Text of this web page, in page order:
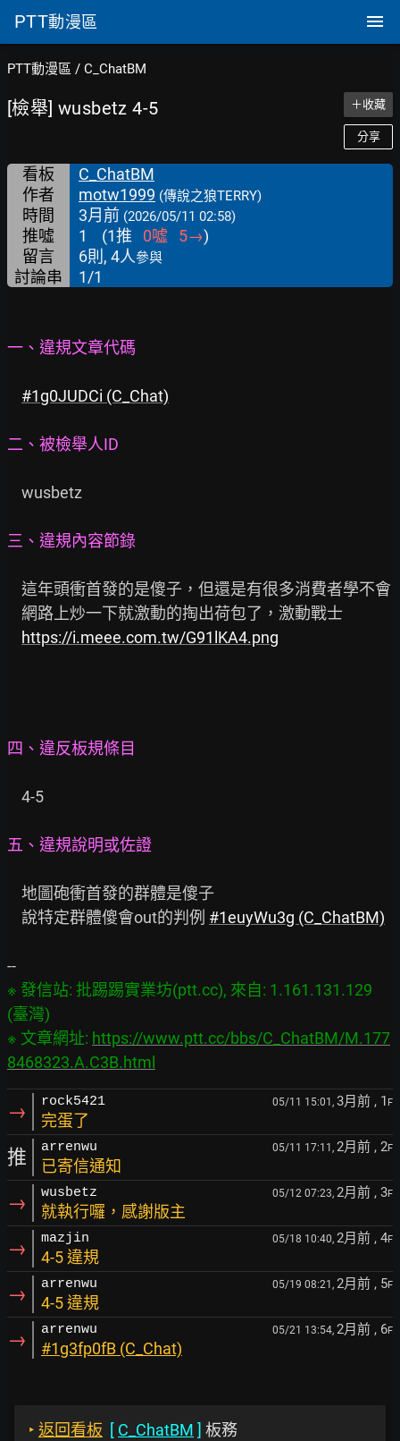
PTT動漫區
PTT動漫區 / C_ChatBM
[檢舉] wusbetz 4-5 ＋收藏
分享
看板
C_ChatBM
作者
motw1999 (傳說之狼TERRY)
時間 3月前 (2026/05/11 02:58)
推噓 1 (1推 0噓 5→)
留言
6則, 4人參與
討論串 1/1
一、違規文章代碼
#1g0JUDCi (C_Chat)
二、被檢舉人ID
三、違規內容節錄
https://i.meee.com.tw/G91lKA4.png
四、違反板規條目
五、違規說明或佐證
    說特定群體傻會out的判例
#1euyWu3g (C_ChatBM)
※ 發信站: 批踢踢實業坊(ptt.cc), 來自: 1.161.131.129
(臺灣)
※ 文章網址: https://www.ptt.cc/bbs/C_ChatBM/M.177
8468323.A.C3B.html
→ rock5421 05/11 15:01, 3月前 , 1 F
完蛋了
推 arrenwu 05/11 17:11, 2月前 , 2F
已寄信通知
→ wusbetz 05/12 07:23, 2月前 , 3F
就執行囉，感謝版主
→ mazjin 05/18 10:40, 2月前 , 4F
4-5 違規
→ arrenwu 05/19 08:21, 2月前 , 5F
4-5 違規
→ arrenwu 05/21 13:54, 2月前 , 6F
#1g3fp0fB (C_Chat)
‣ 返回看板 [ C_ChatBM ] 板務